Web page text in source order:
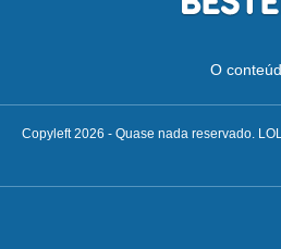
O
Copyleft 2026 - Quase nada reservado.